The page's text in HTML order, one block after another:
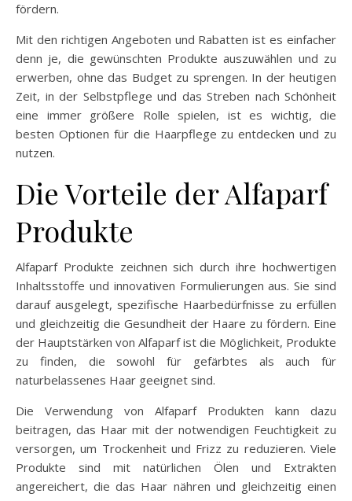
fördern.
Mit den richtigen Angeboten und Rabatten ist es einfacher
denn je, die gewünschten Produkte auszuwählen und zu
erwerben, ohne das Budget zu sprengen. In der heutigen
Zeit, in der Selbstpflege und das Streben nach Schönheit
eine immer größere Rolle spielen, ist es wichtig, die
besten Optionen für die Haarpflege zu entdecken und zu
nutzen.
Die Vorteile der Alfaparf
Produkte
Alfaparf Produkte zeichnen sich durch ihre hochwertigen
Inhaltsstoffe und innovativen Formulierungen aus. Sie sind
darauf ausgelegt, spezifische Haarbedürfnisse zu erfüllen
und gleichzeitig die Gesundheit der Haare zu fördern. Eine
der Hauptstärken von Alfaparf ist die Möglichkeit, Produkte
zu finden, die sowohl für gefärbtes als auch für
naturbelassenes Haar geeignet sind.
Die Verwendung von Alfaparf Produkten kann dazu
beitragen, das Haar mit der notwendigen Feuchtigkeit zu
versorgen, um Trockenheit und Frizz zu reduzieren. Viele
Produkte sind mit natürlichen Ölen und Extrakten
angereichert, die das Haar nähren und gleichzeitig einen